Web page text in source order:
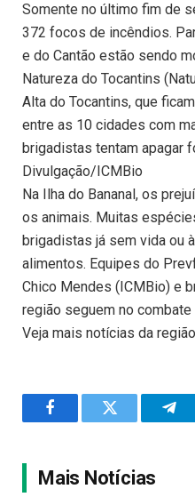
Somente no último fim de
372 focos de incêndios.
e do Cantão estão sendo
Natureza do Tocantins
Alta do Tocantins, que
entre as 10 cidades com
brigadistas tentam apagar
Divulgação/ICMBio
Na Ilha do Bananal, os
os animais. Muitas
brigadistas já sem vida ou
alimentos. Equipes do
Chico Mendes (ICMBio) e
região seguem no combate
Veja mais notícias da
FacebookTwitter
Mais Notícias